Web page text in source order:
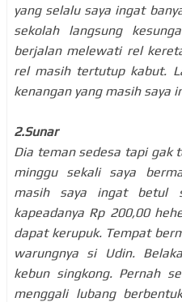
yang selalu saya ingat
sekolah langsung
berjalan melewati rel
rel masih tertutup kabut.
kenangan yang masih saya
2.Sunar
Dia teman sedesa tapi gak
minggu sekali saya
masih saya ingat betul
kapeadanya Rp 200,00
dapat kerupuk. Tempat
warungnya si Udin.
kebun singkong. Pernah
menggali lubang